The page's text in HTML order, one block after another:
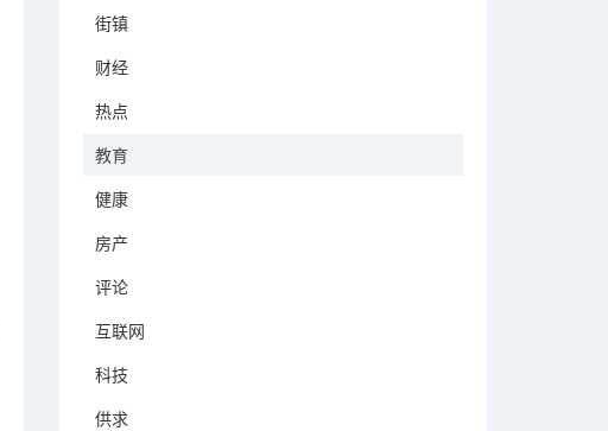
街镇
财经
热点
教育
健康
房产
评论
互联网
科技
供求